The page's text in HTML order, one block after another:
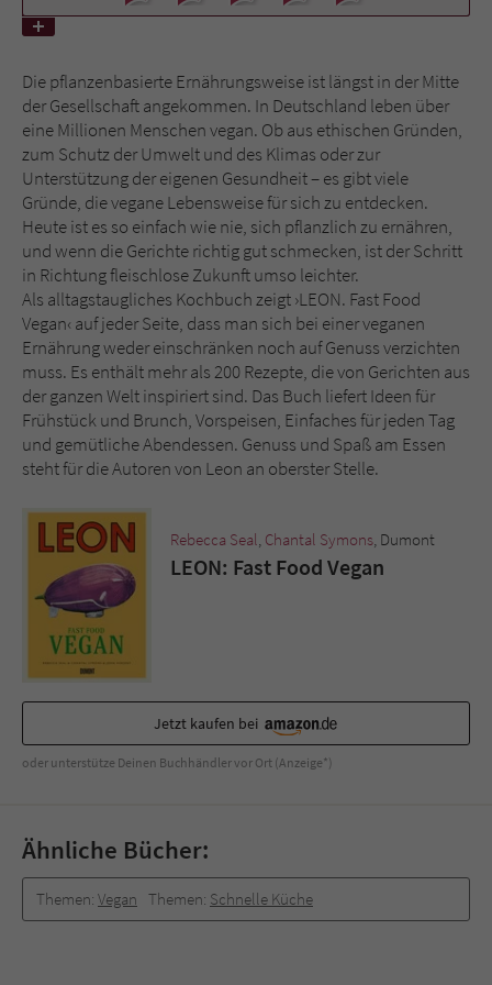
Die pflanzenbasierte Ernährungsweise ist längst in der Mitte
der Gesellschaft angekommen. In Deutschland leben über
eine Millionen Menschen vegan. Ob aus ethischen Gründen,
zum Schutz der Umwelt und des Klimas oder zur
Unterstützung der eigenen Gesundheit – es gibt viele
Gründe, die vegane Lebensweise für sich zu entdecken.
Heute ist es so einfach wie nie, sich pflanzlich zu ernähren,
und wenn die Gerichte richtig gut schmecken, ist der Schritt
in Richtung fleischlose Zukunft umso leichter.
Als alltagstaugliches Kochbuch zeigt ›LEON. Fast Food
Vegan‹ auf jeder Seite, dass man sich bei einer veganen
Ernährung weder einschränken noch auf Genuss verzichten
muss. Es enthält mehr als 200 Rezepte, die von Gerichten aus
der ganzen Welt inspiriert sind. Das Buch liefert Ideen für
Frühstück und Brunch, Vorspeisen, Einfaches für jeden Tag
und gemütliche Abendessen. Genuss und Spaß am Essen
steht für die Autoren von Leon an oberster Stelle.
Rebecca Seal, Chantal Symons, Dumont
LEON: Fast Food Vegan
Jetzt kaufen bei
oder unterstütze Deinen Buchhändler vor Ort (Anzeige*)
Ähnliche Bücher:
Themen: Vegan Themen: Schnelle Küche
Anbieter Literatur-Couch Medien GmbH & Co. KG
Laufzeit 1 Jahr
Zweck Cookie für Kommentare einzelner Buchtitel
Name fe_typo_user
Anbieter Literatur-Couch Medien GmbH & Co. KG
Laufzeit Session
Zweck
Dieses Cookie gewährleistet die
Kommunikation der Webseite mit dem
Benutzer. Es wird benötigt um z. B. den